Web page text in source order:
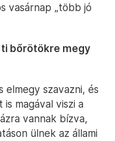
vasárnap „több jó
ti bőrötökre megy
elmegy szavazni, és
magával viszi a
vannak bízva,
ülnek az állami